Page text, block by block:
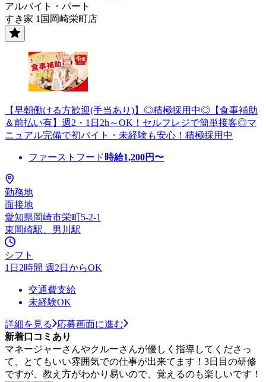
アルバイト・パート
すき家 1国岡崎栄町店
【早朝働ける方歓迎(手当あり)】◎積極採用中◎【食事補助
＆前払い有】週2・1日2h～OK！セルフレジで簡単接客◎マ
ニュアル完備で初バイト・未経験も安心！積極採用中
ファーストフード 時給1,200円〜
勤務地
面接地
愛知県岡崎市栄町5-2-1
東岡崎駅、男川駅
シフト
1日2時間 週2日からOK
交通費支給
未経験OK
詳細を見る
応募画面に進む
新着口コミあり
マネージャーさんやクルーさんが優しく指導してくださっ
て、とてもいい雰囲気での仕事が出来てます！3日目の研修
ですが、教え方がわかり易いので、覚えるのも楽しいです！